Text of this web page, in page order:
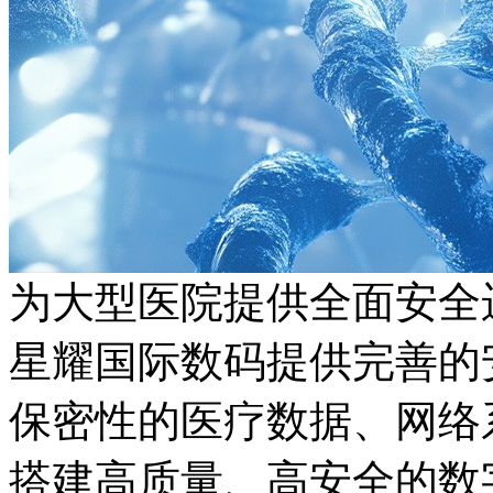
为大型医院提供全面安
星耀国际数码提供完善的
保密性的医疗数据、网
搭建高质量、高安全的